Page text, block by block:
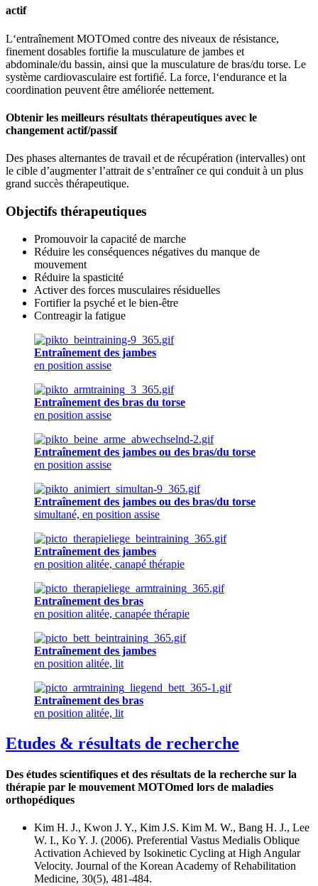
actif
L‘entraînement MOTOmed contre des niveaux de résistance,
finement dosables fortifie la musculature de jambes et
abdominale/du bassin, ainsi que la musculature de bras/du torse. Le
système cardiovasculaire est fortifié. La force, l‘endurance et la
coordination peuvent être améliorée nettement.
Obtenir les meilleurs résultats thérapeutiques avec le
changement actif/passif
Des phases alternantes de travail et de récupération (intervalles) ont
le cible d’augmenter l’attrait de s’entraîner ce qui conduit à un plus
grand succès thérapeutique.
Objectifs thérapeutiques
Promouvoir la capacité de marche
Réduire les conséquences négatives du manque de
mouvement
Réduire la spasticité
Activer des forces musculaires résiduelles
Fortifier la psyché et le bien-être
Contreagir la fatigue
Entraînement des jambes
en position assise
Entraînement des bras du torse
en position assise
Entraînement des jambes ou des bras/du torse
en position assise
Entraînement des jambes ou des bras/du torse
simultané, en position assise
Entraînement des jambes
en position alitée, canapé thérapie
Entraînement des bras
en position alitée, canapée thérapie
Entraînement des jambes
en position alitée, lit
Entraînement des bras
en position alitée, lit
Etudes & résultats de recherche
Des études scientifiques et des résultats de la recherche sur la
thérapie par le mouvement MOTOmed lors de maladies
orthopédiques
Kim H. J., Kwon J. Y., Kim J.S. Kim M. W., Bang H. J., Lee
W. I., Ko Y. J. (2006). Preferential Vastus Medialis Oblique
Activation Achieved by Isokinetic Cycling at High Angular
Velocity. Journal of the Korean Academy of Rehabilitation
Medicine, 30(5), 481-484.